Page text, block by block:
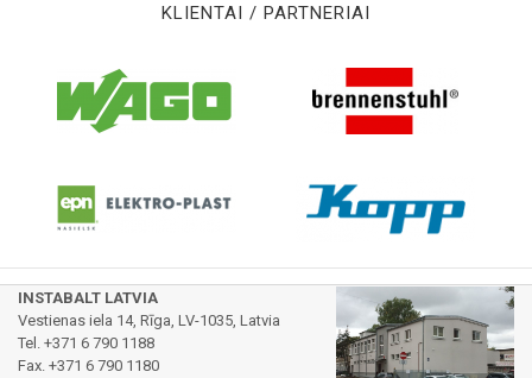
KLIENTAI / PARTNERIAI
INSTABALT LATVIA
Vestienas iela 14, Rīga, LV-1035, Latvia
Tel. +371 6 790 1188
Fax. +371 6 790 1180